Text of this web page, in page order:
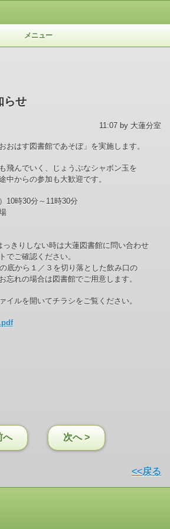
メニュー
らせ
11:07 by 大蓮分室
おはす図書館であそぼ」を実施します。
飛んでいく、じょうぶなシャボン玉を
中からの参加も大歓迎です。
10時30分～11時30分
きりしない時は大蓮図書館に問い合わせ
でご確認ください。
底から１／３を切り落とした飲み口の
忘れの場合は図書館でご用意します。
イルを開いてチラシをご覧ください。
へ 次へ >
<<戻る